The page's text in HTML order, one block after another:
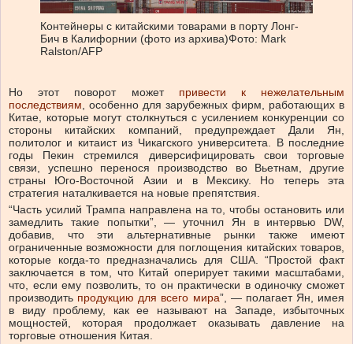
Контейнеры с китайскими товарами в порту Лонг-
Бич в Калифорнии (фото из архива)Фото: Mark
Ralston/AFP
Но этот поворот может привести к нежелательным
последствиям , особенно для зарубежных фирм, работающих в
Китае, которые могут столкнуться с усилением конкуренции со
стороны китайских компаний, предупреждает Дали Ян,
политолог и китаист из Чикагского университета. В последние
годы Пекин стремился диверсифицировать свои торговые
связи, успешно перенося производство во Вьетнам, другие
страны Юго-Восточной Азии и в Мексику. Но теперь эта
стратегия наталкивается на новые препятствия.
“Часть усилий Трампа направлена на то, чтобы остановить или
замедлить такие попытки”, — уточнил Ян в интервью DW,
добавив, что эти альтернативные рынки также имеют
ограниченные возможности для поглощения китайских товаров,
которые когда-то предназначались для США. “Простой факт
заключается в том, что Китай оперирует такими масштабами,
что, если ему позволить, то он практически в одиночку сможет
производить продукцию для всего мира”, — полагает Ян, имея
в виду проблему, как ее называют на Западе, избыточных
мощностей, которая продолжает оказывать давление на
торговые отношения Китая.